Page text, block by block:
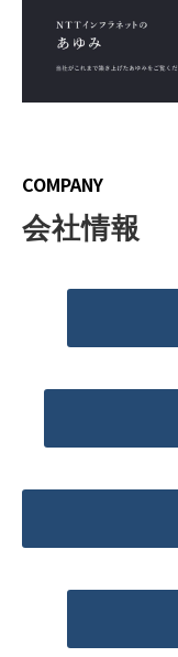
COMPANY
会社情報